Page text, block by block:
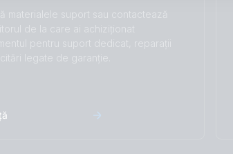
materialele suport sau contactează
de la care ai achiziționat
pentru suport dedicat, reparații
legate de garanție.